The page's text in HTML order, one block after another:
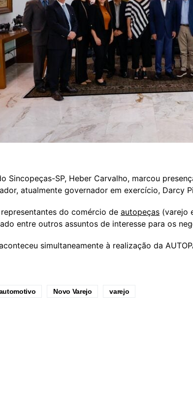
Sincopeças-SP, Heber Carvalho, marcou
atualmente governador em exercício, Darcy
do comércio de autopeças (varejo
entre outros assuntos de interesse para os
simultaneamente à realização da
Novo Varejo varejo